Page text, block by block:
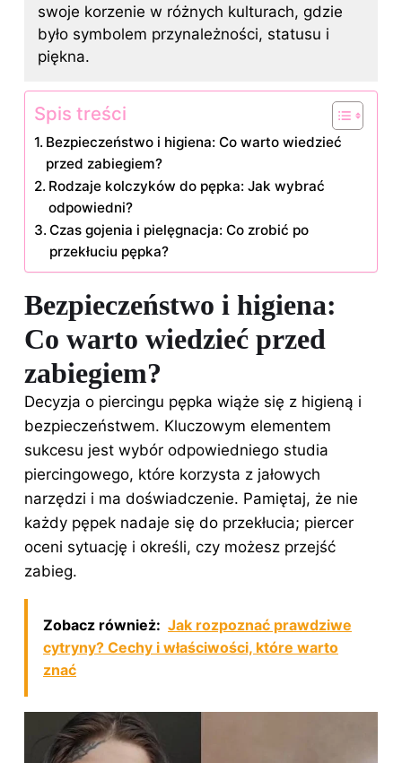
swoje korzenie w różnych kulturach, gdzie
było symbolem przynależności, statusu i
piękna.
Spis treści
Bezpieczeństwo i higiena: Co warto wiedzieć
przed zabiegiem?
Rodzaje kolczyków do pępka: Jak wybrać
odpowiedni?
Czas gojenia i pielęgnacja: Co zrobić po
przekłuciu pępka?
Bezpieczeństwo i higiena:
Co warto wiedzieć przed
zabiegiem?
Decyzja o piercingu pępka wiąże się z higieną i
bezpieczeństwem. Kluczowym elementem
sukcesu jest wybór odpowiedniego studia
piercingowego, które korzysta z jałowych
narzędzi i ma doświadczenie. Pamiętaj, że nie
każdy pępek nadaje się do przekłucia; piercer
oceni sytuację i określi, czy możesz przejść
zabieg.
Zobacz również: Jak rozpoznać prawdziwe
cytryny? Cechy i właściwości, które warto
znać